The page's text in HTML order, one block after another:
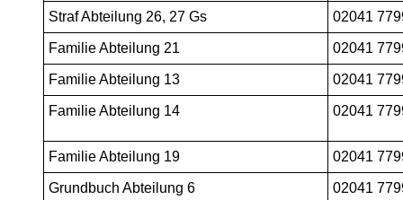
Straf Abteilung 26, 27 Gs 02041
Familie Abteilung 21 02041
Familie Abteilung 13 02041
Familie Abteilung 14 02041
Familie Abteilung 19 02041
Grundbuch Abteilung 6
02041